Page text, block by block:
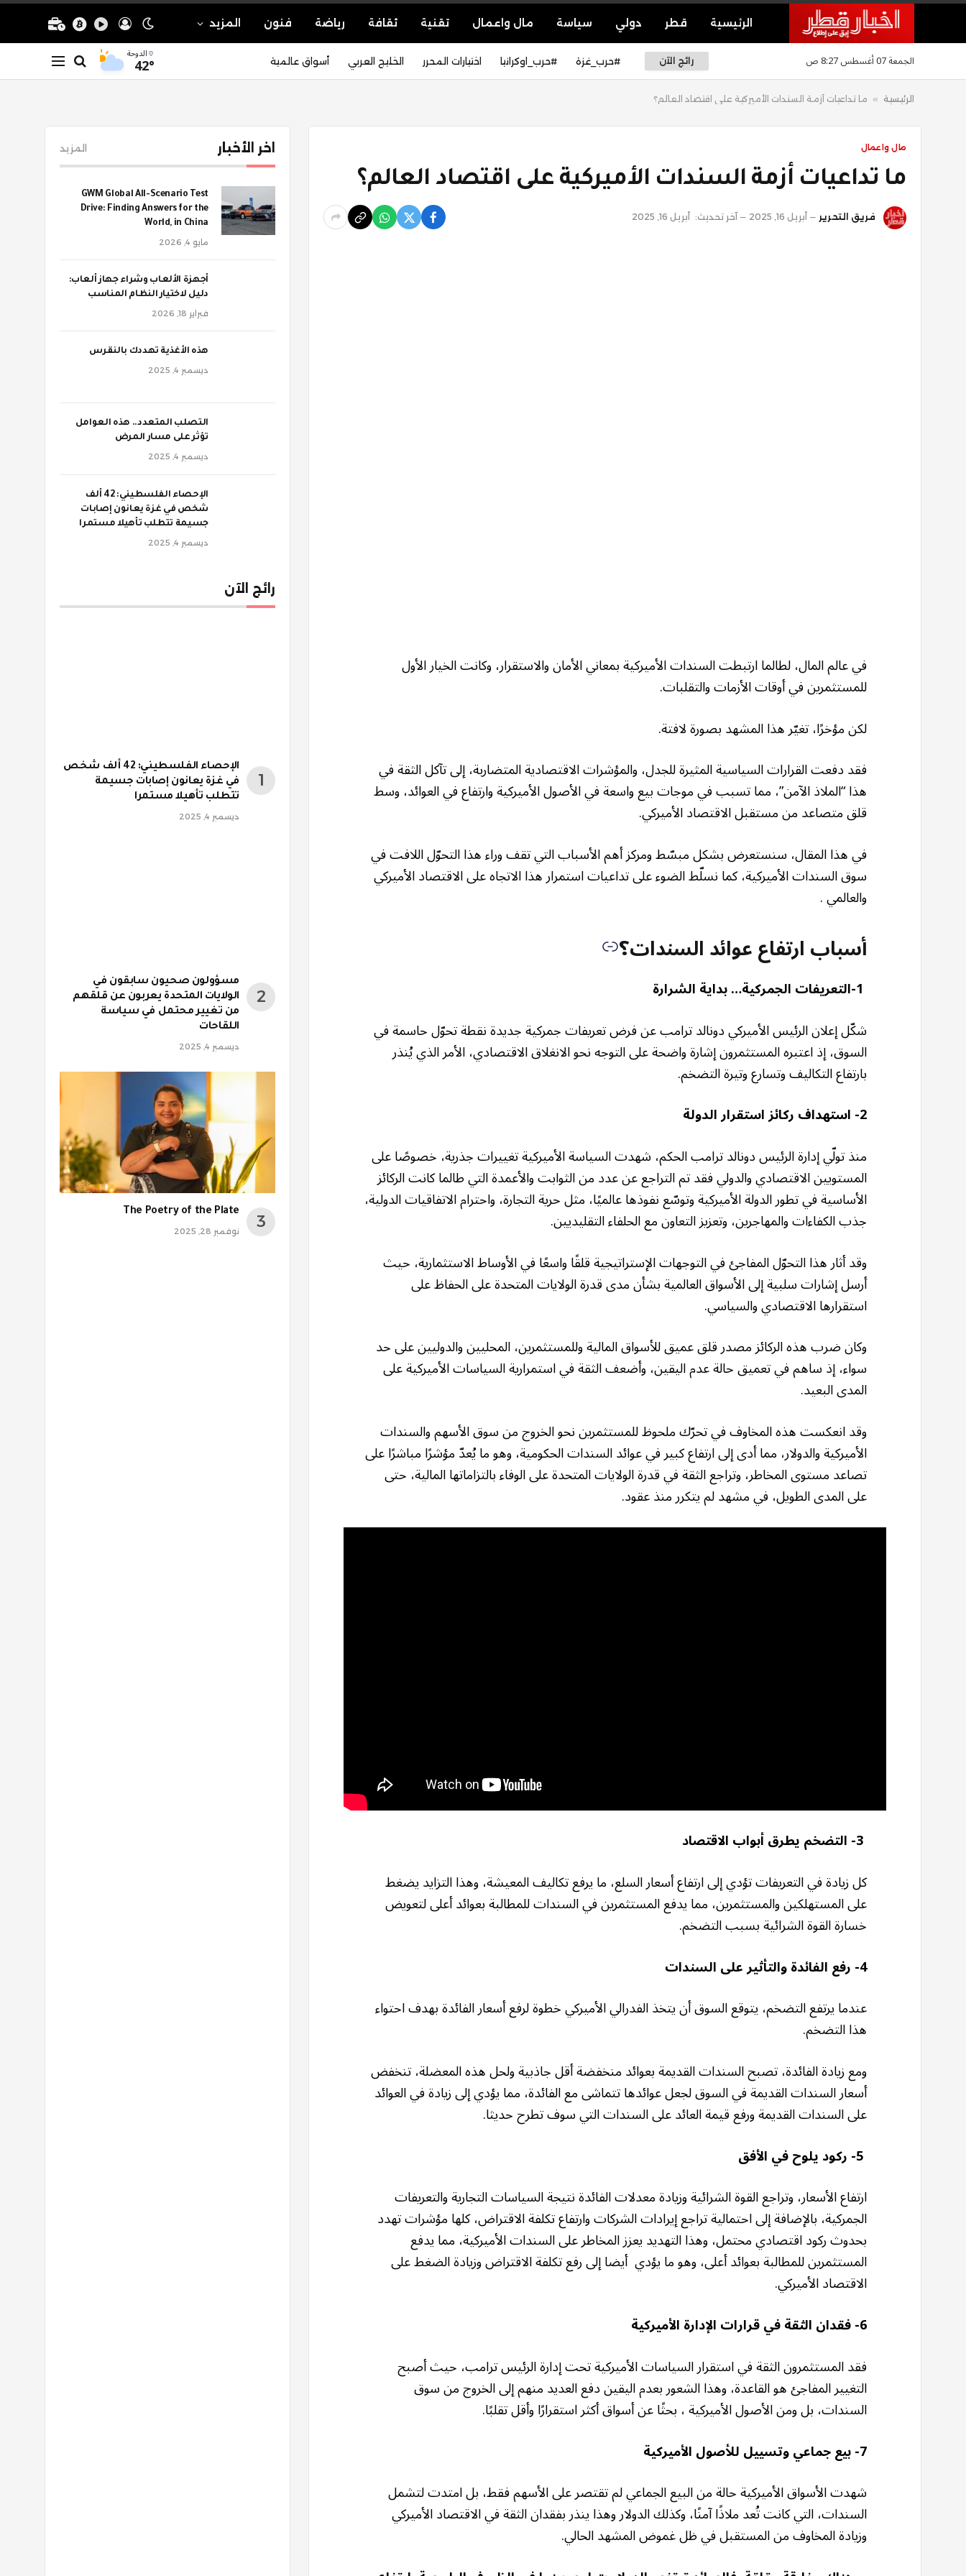
الرئيسية قطر دولي سياسة مال واعمال تقنية ثقافة رياضة فنون المزيد
الجمعة 07 أغسطس 8:27 ص رائج الآن #حرب_غزة #حرب_اوكرانيا اختيارات المحرر الخليج العربي أسواق عالمية الدوحة
42°
الرئيسية » ما تداعيات أزمة السندات الأميركية على اقتصاد العالم؟
مال واعمال
ما تداعيات أزمة السندات الأميركية على اقتصاد العالم؟
فريق التحرير أبريل 16, 2025 آخر تحديث: أبريل 16, 2025
في عالم المال، لطالما ارتبطت السندات الأميركية بمعاني الأمان والاستقرار، وكانت الخيار الأول
للمستثمرين في أوقات الأزمات والتقلبات.
لكن مؤخرًا، تغيّر هذا المشهد بصورة لافتة.
فقد دفعت القرارات السياسية المثيرة للجدل، والمؤشرات الاقتصادية المتضاربة، إلى تآكل الثقة في
هذا “الملاذ الآمن”، مما تسبب في موجات بيع واسعة في الأصول الأميركية وارتفاع في العوائد، وسط
قلق متصاعد من مستقبل الاقتصاد الأميركي.
في هذا المقال، سنستعرض بشكل مبسّط ومركز أهم الأسباب التي تقف وراء هذا التحوّل اللافت في
سوق السندات الأميركية، كما نسلّط الضوء على تداعيات استمرار هذا الاتجاه على الاقتصاد الأميركي
والعالمي .
أسباب ارتفاع عوائد السندات؟
شكّل إعلان الرئيس الأميركي دونالد ترامب عن فرض تعريفات جمركية جديدة نقطة تحوّل حاسمة في
السوق، إذ اعتبره المستثمرون إشارة واضحة على التوجه نحو الانغلاق الاقتصادي، الأمر الذي يُنذر
بارتفاع التكاليف وتسارع وتيرة التضخم.
2- استهداف ركائز استقرار الدولة
منذ تولّي إدارة الرئيس دونالد ترامب الحكم، شهدت السياسة الأميركية تغييرات جذرية، خصوصًا على
المستويين الاقتصادي والدولي فقد تم التراجع عن عدد من الثوابت والأعمدة التي طالما كانت الركائز
الأساسية في تطور الدولة الأميركية وتوسّع نفوذها عالميًا، مثل حرية التجارة، واحترام الاتفاقيات الدولية،
جذب الكفاءات والمهاجرين، وتعزيز التعاون مع الحلفاء التقليديين.
وقد أثار هذا التحوّل المفاجئ في التوجهات الإستراتيجية قلقًا واسعًا في الأوساط الاستثمارية، حيث
أرسل إشارات سلبية إلى الأسواق العالمية بشأن مدى قدرة الولايات المتحدة على الحفاظ على
استقرارها الاقتصادي والسياسي.
وكان ضرب هذه الركائز مصدر قلق عميق للأسواق المالية وللمستثمرين، المحليين والدوليين على حد
سواء، إذ ساهم في تعميق حالة عدم اليقين، وأضعف الثقة في استمرارية السياسات الأميركية على
المدى البعيد.
وقد انعكست هذه المخاوف في تحرّك ملحوظ للمستثمرين نحو الخروج من سوق الأسهم والسندات
الأميركية والدولار، مما أدى إلى ارتفاع كبير في عوائد السندات الحكومية، وهو ما يُعدّ مؤشرًا مباشرًا على
تصاعد مستوى المخاطر، وتراجع الثقة في قدرة الولايات المتحدة على الوفاء بالتزاماتها المالية، حتى
على المدى الطويل، في مشهد لم يتكرر منذ عقود.
3- التضخم يطرق أبواب الاقتصاد
كل زيادة في التعريفات تؤدي إلى ارتفاع أسعار السلع، ما يرفع تكاليف المعيشة، وهذا التزايد يضغط
على المستهلكين والمستثمرين، مما يدفع المستثمرين في السندات للمطالبة بعوائد أعلى لتعويض
خسارة القوة الشرائية بسبب التضخم.
4- رفع الفائدة والتأثير على السندات
عندما يرتفع التضخم، يتوقع السوق أن يتخذ الفدرالي الأميركي خطوة لرفع أسعار الفائدة بهدف احتواء
هذا التضخم.
ومع زيادة الفائدة، تصبح السندات القديمة بعوائد منخفضة أقل جاذبية ولحل هذه المعضلة، تنخفض
أسعار السندات القديمة في السوق لجعل عوائدها تتماشى مع الفائدة، مما يؤدي إلى زيادة في العوائد
على السندات القديمة ورفع قيمة العائد على السندات التي سوف تطرح حديثا.
5- ركود يلوح في الأفق
ارتفاع الأسعار، وتراجع القوة الشرائية وزيادة معدلات الفائدة نتيجة السياسات التجارية والتعريفات
الجمركية، بالإضافة إلى احتمالية تراجع إيرادات الشركات وارتفاع تكلفة الاقتراض، كلها مؤشرات تهدد
بحدوث ركود اقتصادي محتمل، وهذا التهديد يعزز المخاطر على السندات الأميركية، مما يدفع
المستثمرين للمطالبة بعوائد أعلى، وهو ما يؤدي أيضا إلى رفع تكلفة الاقتراض وزيادة الضغط على
الاقتصاد الأميركي.
6- فقدان الثقة في قرارات الإدارة الأميركية
فقد المستثمرون الثقة في استقرار السياسات الأميركية تحت إدارة الرئيس ترامب، حيث أصبح
التغيير المفاجئ هو القاعدة، وهذا الشعور بعدم اليقين دفع العديد منهم إلى الخروج من سوق
السندات، بل ومن الأصول الأميركية ، بحثًا عن أسواق أكثر استقرارًا وأقل تقلبًا.
7- بيع جماعي وتسييل للأصول الأميركية
شهدت الأسواق الأميركية حالة من البيع الجماعي لم تقتصر على الأسهم فقط، بل امتدت لتشمل
السندات، التي كانت تُعد ملاذًا آمنًا، وكذلك الدولار وهذا ينذر بفقدان الثقة في الاقتصاد الأميركي
وزيادة المخاوف من المستقبل في ظل غموض المشهد الحالي.
اخر الأخبار المزيد
GWM Global All-Scenario Test
Drive: Finding Answers for the
World, in China
مايو 4, 2026
أجهزة الألعاب وشراء جهاز ألعاب:
دليل لاختيار النظام المناسب
فبراير 18, 2026
‫هذه الأغذية تهددك بالنقرس
ديسمبر 4, 2025
‫التصلب المتعدد.. هذه العوامل
تؤثر على مسار المرض
ديسمبر 4, 2025
الإحصاء الفلسطيني: 42 ألف
شخص في غزة يعانون إصابات
جسيمة تتطلب تأهيلا مستمرا
ديسمبر 4, 2025
رائج الآن
الإحصاء الفلسطيني: 42 ألف شخص
في غزة يعانون إصابات جسيمة
تتطلب تأهيلا مستمرا
ديسمبر 4, 2025
مسؤولون صحيون سابقون في
الولايات المتحدة يعربون عن قلقهم
من تغيير محتمل في سياسة
اللقاحات
ديسمبر 4, 2025
The Poetry of the Plate
نوفمبر 28, 2025